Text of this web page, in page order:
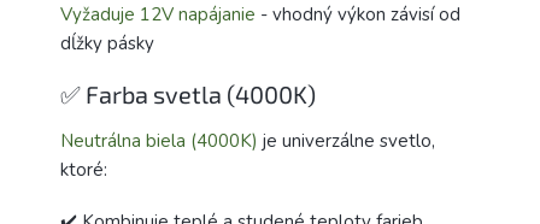
Vyžaduje 12V napájanie - vhodný výkon závisí od
dĺžky pásky
✅ Farba svetla (4000K)
Neutrálna biela (4000K) je univerzálne svetlo,
ktoré: